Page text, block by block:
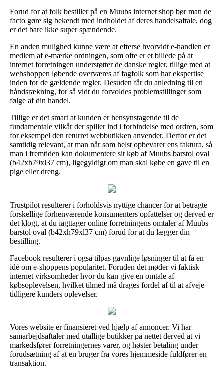
Forud for at folk bestiller på en Muubs internet shop bør man de
facto gøre sig bekendt med indholdet af deres handelsaftale, dog
er det bare ikke super spændende.
En anden mulighed kunne være at efterse hvorvidt e-handlen er
medlem af e-mærke ordningen, som ofte er et billede på at
internet forretningen understøtter de danske regler, tillige med at
webshoppen løbende overværes af fagfolk som har ekspertise
inden for de gældende regler. Desuden får du anledning til en
håndsrækning, for så vidt du forvoldes problemstillinger som
følge af din handel.
Tillige er det smart at kunden er hensynstagende til de
fundamentale vilkår der spiller ind i forbindelse med ordren, som
for eksempel den returret webbutikken anvender. Derfor er det
samtidig relevant, at man når som helst opbevarer ens faktura, så
man i fremtiden kan dokumentere sit køb af Muubs barstol oval
(b42xh79xl37 cm), ligegyldigt om man skal købe en gave til en
pige eller dreng.
Trustpilot resulterer i forholdsvis nyttige chancer for at betragte
forskellige forhenværende konsumenters opfattelser og derved er
det klogt, at du iagttager online forretningens omtaler af Muubs
barstol oval (b42xh79xl37 cm) forud for at du lægger din
bestilling.
Facebook resulterer i også tilpas gavnlige løsninger til at få en
idé om e-shoppens popularitet. Foruden det møder vi faktisk
internet virksomheder hvor du kan give en omtale af
købsoplevelsen, hvilket tilmed må drages fordel af til at afveje
tidligere kunders oplevelser.
Vores website er finansieret ved hjælp af annoncer. Vi har
samarbejdsaftaler med utallige butikker på nettet derved at vi
markedsfører forretningernes varer, og høster betaling under
forudsætning af at en bruger fra vores hjemmeside fuldfører en
transaktion.